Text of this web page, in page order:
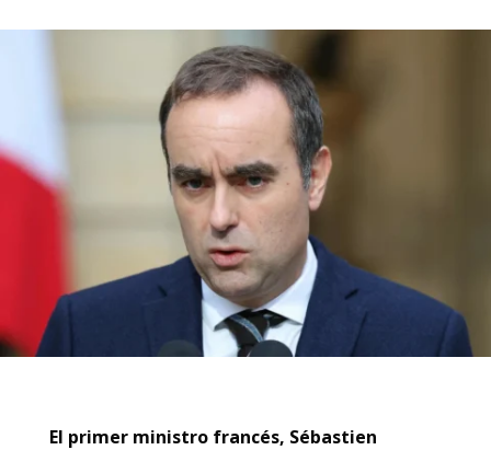
El primer ministro francés, Sébastien